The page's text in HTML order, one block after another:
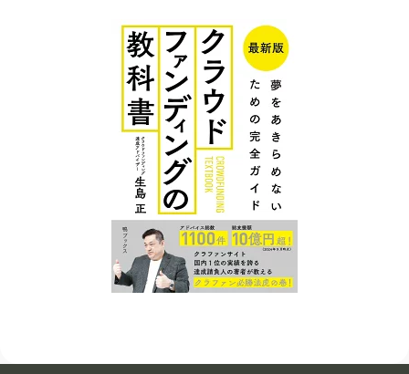
告知、拡散す
クラファン
プレイスに
ついて